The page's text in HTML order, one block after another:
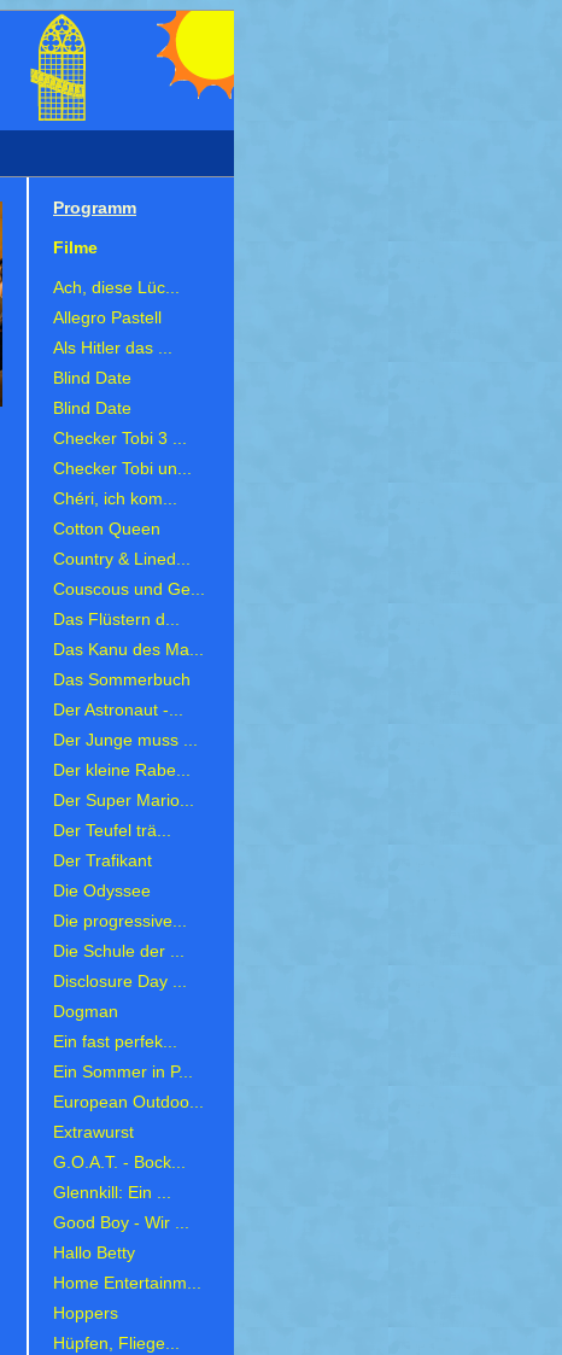
Programm
Filme
Ach, diese Lüc...
Allegro Pastell
Als Hitler das ...
Blind Date
Blind Date
Checker Tobi 3 ...
Checker Tobi un...
Chéri, ich kom...
Cotton Queen
Country & Lined...
Couscous und Ge...
Das Flüstern d...
Das Kanu des Ma...
Das Sommerbuch
Der Astronaut -...
Der Junge muss ...
Der kleine Rabe...
Der Super Mario...
Der Teufel trä...
Der Trafikant
Die Odyssee
Die progressive...
Die Schule der ...
Disclosure Day ...
Dogman
Ein fast perfek...
Ein Sommer in P...
European Outdoo...
Extrawurst
G.O.A.T. - Bock...
Glennkill: Ein ...
Good Boy - Wir ...
Hallo Betty
Home Entertainm...
Hoppers
Hüpfen, Fliege...